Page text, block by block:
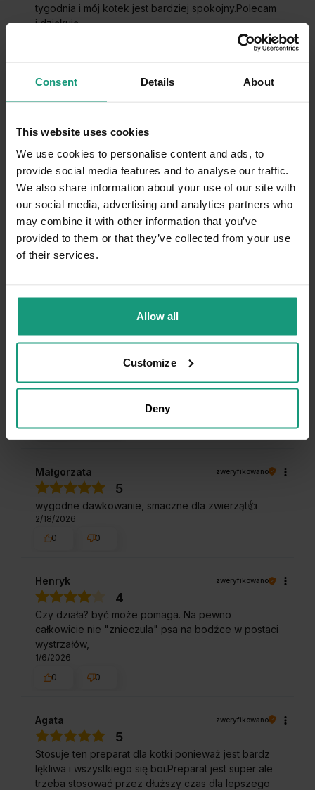
Consent Details About
This website uses cookies
We use cookies to personalise content and ads, to
provide social media features and to analyse our traffic.
We also share information about your use of our site with
our social media, advertising and analytics partners who
may combine it with other information that you’ve
provided to them or that they’ve collected from your use
of their services.
Allow all
Customize
Deny
tygodnia i mój kotek jest bardziej spokojny.Polecam
i dziękuję.
Dorota
podawałam dla 2 letniej kotki przy wprowadzeniu
nowego koteczka 5 m-go do stada .Preparat działa
kotek zjada smakowicie i jest wyciszony.
5/5/2026
0
0
Klient vetplanet.st... zweryfikowano
4/5/2026
5
0
0
Małgorzata zweryfikowano
5
wygodne dawkowanie, smaczne dla zwierząt👍️
2/18/2026
0
0
Henryk zweryfikowano
4
Czy działa? być może pomaga. Na pewno
całkowicie nie "znieczula" psa na bodźce w postaci
wystrzałów,
1/6/2026
0
0
Agata zweryfikowano
5
Stosuje ten preparat dla kotki ponieważ jest bardz
lękliwa i wszystkiego się boi.Preparat jest super ale
trzeba stosować przez dłuższy czas dla lepszego